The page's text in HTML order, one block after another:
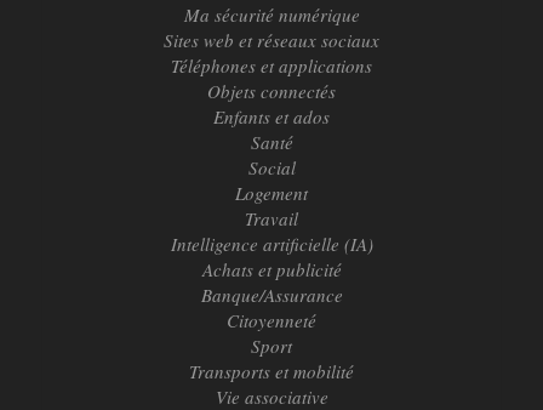
Ma sécurité numérique
Sites web et réseaux sociaux
Téléphones et applications
Objets connectés
Enfants et ados
Santé
Social
Logement
Travail
Intelligence artificielle (IA)
Achats et publicité
Banque/Assurance
Citoyenneté
Sport
Transports et mobilité
Vie associative